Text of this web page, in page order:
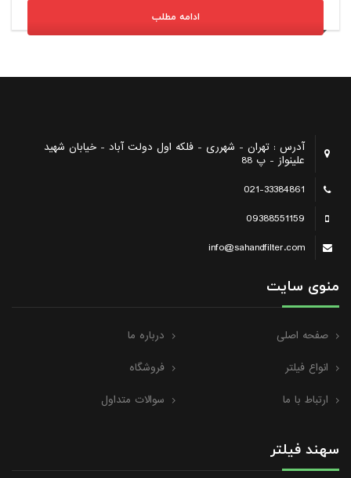
ادامه مطلب
آدرس : تهران - شهرری - فلکه اول دولت آباد - خیابان شهید
علینواز - پ 88
021-33384861
09388551159
info@sahandfilter.com
منوی سایت
صفحه اصلی درباره ما
انواع فیلتر فروشگاه
ارتباط با ما سوالات متداول
سهند فیلتر